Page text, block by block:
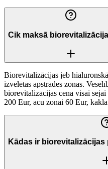
Cik maksā
Biorevitalizācijas jeb
izvēlētās apstrādes zonas.
biorevitalizācijas cena visai
200 Eur, acu zonai 60 Eur,
Kādas ir